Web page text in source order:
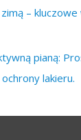
–
pianą:
lakieru.